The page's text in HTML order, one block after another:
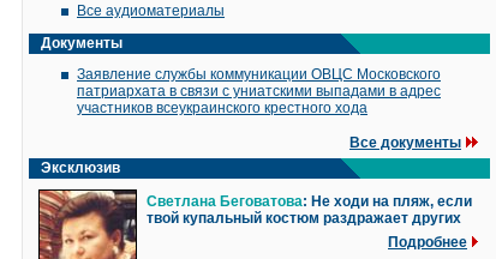
Все аудиоматериалы
Документы
Заявление службы коммуникации ОВЦС Московского
патриархата в связи с униатскими выпадами в адрес
участников всеукраинского крестного хода
Все документы
Эксклюзив
Светлана Беговатова: Не ходи на пляж, если
твой купальный костюм раздражает других
Подробнее